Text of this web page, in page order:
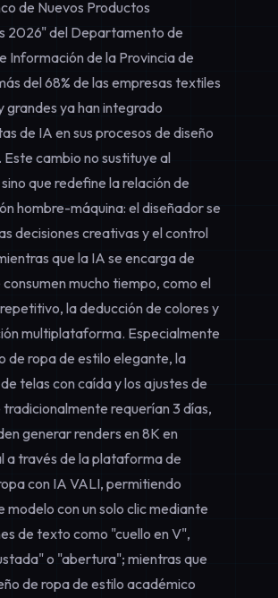
de Nuevos Productos
2026" del Departamento de
Información de la Provincia de
del 68% de las empresas textiles
grandes ya han integrado
de IA en sus procesos de diseño
Este cambio no sustituye al
que redefine la relación de
hombre-máquina: el diseñador se
decisiones creativas y el control
que la IA se encarga de
mucho tiempo, como el
la deducción de colores y
multiplataforma. Especialmente
de ropa de estilo elegante, la
telas con caída y los ajustes de
tradicionalmente requerían 3 días,
generar renders en 8K en
a través de la plataforma de
con IA VALI, permitiendo
modelo con un solo clic mediante
de texto como "cuello en V",
o "abertura"; mientras que
de ropa de estilo académico